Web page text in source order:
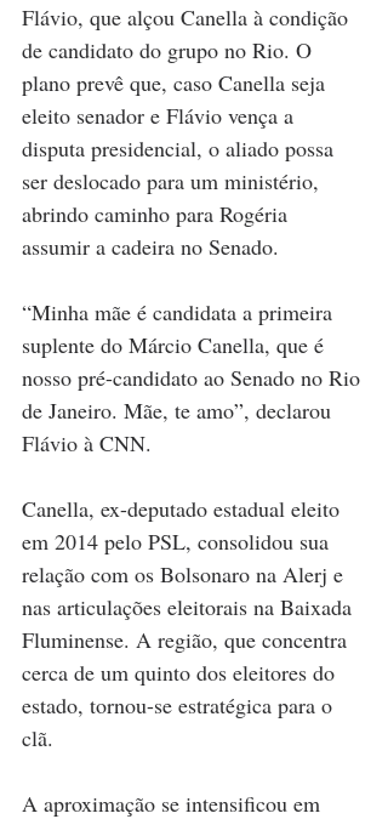
Flávio, que alçou Canella à condição
de candidato do grupo no Rio. O
plano prevê que, caso Canella seja
eleito senador e Flávio vença a
disputa presidencial, o aliado possa
ser deslocado para um ministério,
abrindo caminho para Rogéria
assumir a cadeira no Senado.
“Minha mãe é candidata a primeira
suplente do Márcio Canella, que é
nosso pré-candidato ao Senado no Rio
de Janeiro. Mãe, te amo”, declarou
Flávio à CNN.
Canella, ex-deputado estadual eleito
em 2014 pelo PSL, consolidou sua
relação com os Bolsonaro na Alerj e
nas articulações eleitorais na Baixada
Fluminense. A região, que concentra
cerca de um quinto dos eleitores do
estado, tornou-se estratégica para o
clã.
A aproximação se intensificou em